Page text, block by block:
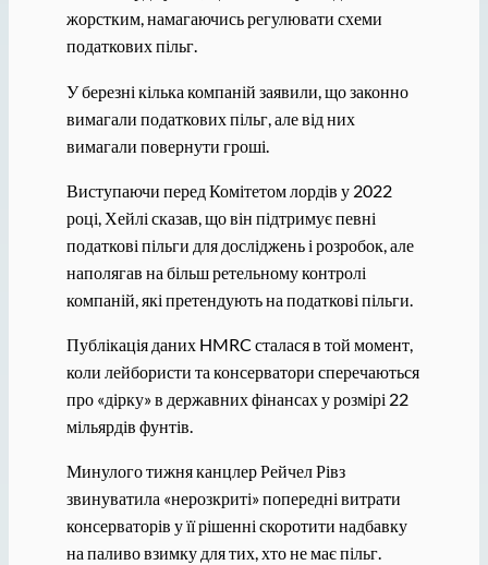
жорстким, намагаючись регулювати схеми
податкових пільг.
У березні кілька компаній заявили, що законно
вимагали податкових пільг, але від них
вимагали повернути гроші.
Виступаючи перед Комітетом лордів у 2022
році, Хейлі сказав, що він підтримує певні
податкові пільги для досліджень і розробок, але
наполягав на більш ретельному контролі
компаній, які претендують на податкові пільги.
Публікація даних HMRC сталася в той момент,
коли лейбористи та консерватори сперечаються
про «дірку» в державних фінансах у розмірі 22
мільярдів фунтів.
Минулого тижня канцлер Рейчел Рівз
звинуватила «нерозкриті» попередні витрати
консерваторів у її рішенні скоротити надбавку
на паливо взимку для тих, хто не має пільг.